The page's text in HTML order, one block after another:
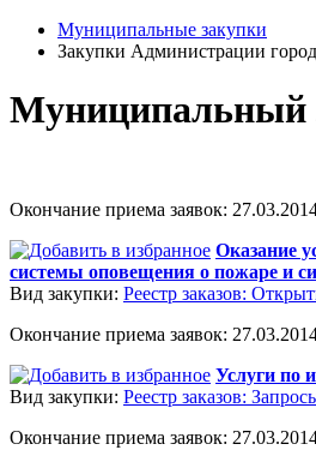
Муниципальные закупки
Закупки Администрации
Муниципальный
Окончание приема заявок:
Оказание
системы оповещения о пожаре и
Вид закупки: Реестр заказов:
Окончание приема заявок:
Услуги по
Вид закупки: Реестр заказов:
Окончание приема заявок: